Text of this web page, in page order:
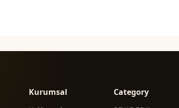
Kurumsal Category